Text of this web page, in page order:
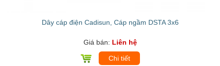
Dây cáp điện Cadisun, Cáp ngầm DSTA 3x6
Giá bán: Liên hệ
Chi tiết